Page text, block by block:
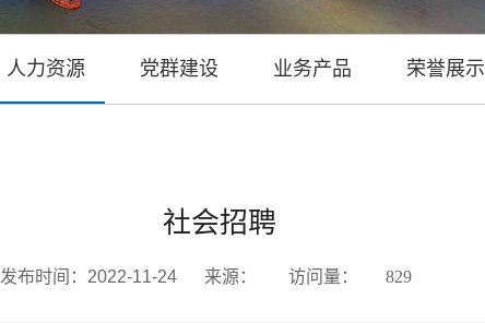
人力资源 党群建设 业务产品 荣誉展示
社会招聘
发布时间：2022-11-24 来源： 访问量： 829